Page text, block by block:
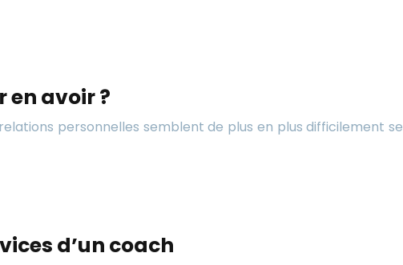
en avoir ?
personnelles semblent de plus en plus difficilement se
d’un coach